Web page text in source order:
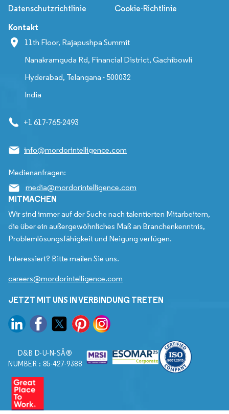
Datenschutzrichtlinie Cookie-Richtlinie
Kontakt
11th Floor, Rajapushpa Summit
Nanakramguda Rd, Financial District, Gachibowli
Hyderabad, Telangana - 500032
India
+1 617-765-2493
info@mordorintelligence.com
Medienanfragen:
media@mordorintelligence.com
MITMACHEN
Wir sind immer auf der Suche nach talentierten Mitarbeitern,
die über ein außergewöhnliches Maß an Branchenkenntnis,
Problemlösungsfähigkeit und Neigung verfügen.
Interessiert? Bitte mailen Sie uns.
careers@mordorintelligence.com
JETZT MIT UNS IN VERBINDUNG TRETEN
D&B D-U-N-SÂ®
NUMBER : 85-427-9388